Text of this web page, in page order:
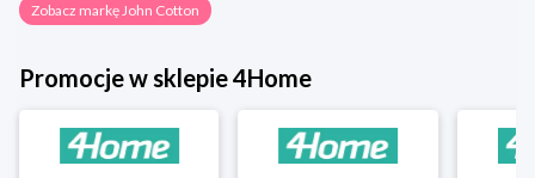
Zobacz markę John Cotton
Promocje w sklepie 4Home